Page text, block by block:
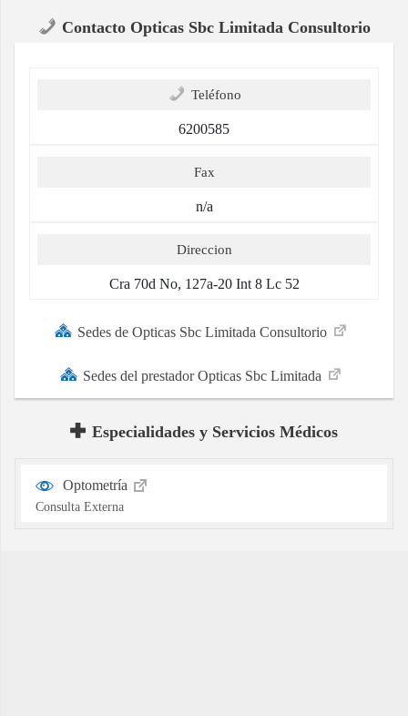
Contacto Opticas Sbc Limitada Consultorio
Teléfono
6200585
Fax
n/a
Direccion
Cra 70d No, 127a-20 Int 8 Lc 52
Sedes de Opticas Sbc Limitada Consultorio
Sedes del prestador Opticas Sbc Limitada
Especialidades y Servicios Médicos
Optometría
Consulta Externa